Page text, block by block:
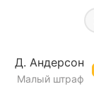
Д. Андерсон
Малый штраф